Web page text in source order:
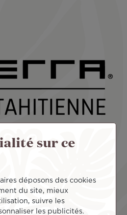
à vivre une aventure unique
sur ce
déposons des cookies
du site, mieux
suivre les
les publicités.